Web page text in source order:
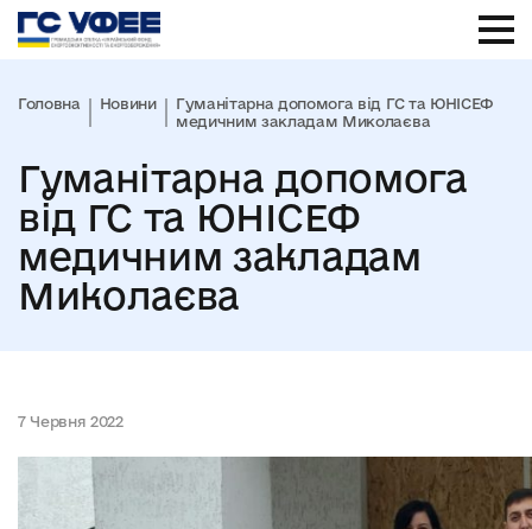
Головна Новини
Гуманітарна допомога від ГС та ЮНІСЕФ
медичним закладам Миколаєва
Гуманітарна допомога
від ГС та ЮНІСЕФ
медичним закладам
Миколаєва
7 Червня 2022